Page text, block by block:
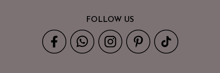
FOLLOW US